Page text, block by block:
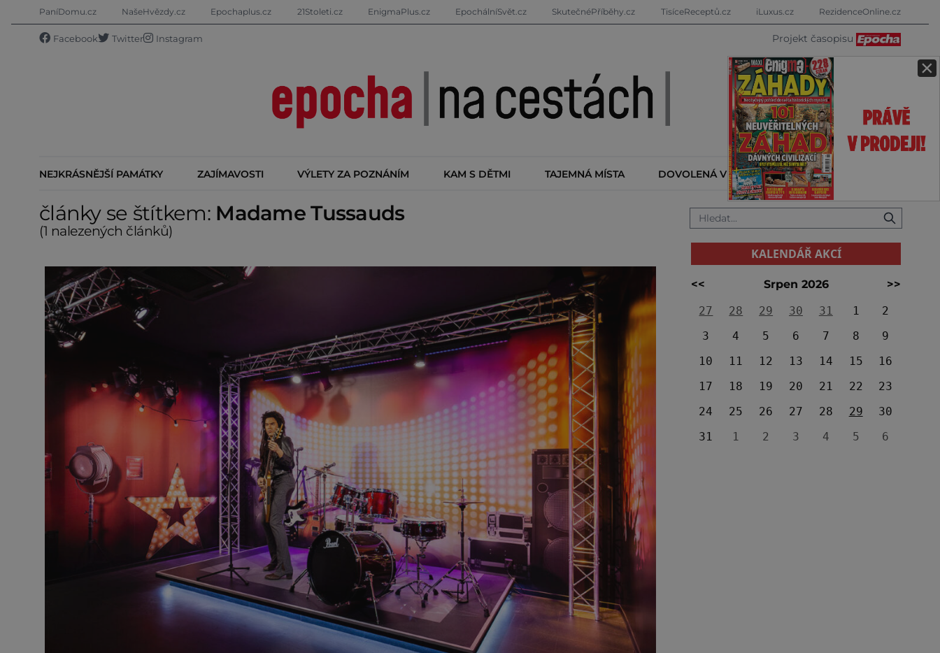
×
PaníDomu.cz NašeHvězdy.cz Epochaplus.cz 21Stoleti.cz EnigmaPlus.cz EpochálníSvět.cz SkutečnéPříběhy.cz TisíceReceptů.cz iLuxus.cz RezidenceOnline.cz
Facebook Twitter Instagram Projekt časopisu
NEJKRÁSNĚJŠÍ PAMÁTKY ZAJÍMAVOSTI VÝLETY ZA POZNÁNÍM KAM S DĚTMI TAJEMNÁ MÍSTA DOVOLENÁ V ZAHRANIČÍ KALENDÁŘ AKCÍ
články se štítkem: Madame Tussauds
(1 nalezených článků)
KALENDÁŘ AKCÍ
<< Srpen 2026
>>
27
28 29 30 31 1
2
3
4 5 6 7 8
9
10
11 12 13 14 15
16
17
18 19 20 21 22
23
24
25 26 27 28 29
30
31
1 2 3 4 5 6